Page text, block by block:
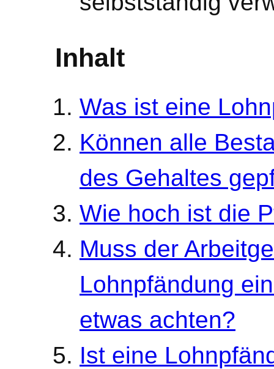
Inhalt
Was ist eine
Können alle
des Gehaltes
Wie hoch ist die
Muss der
Lohnpfändung
etwas achten?
Ist eine